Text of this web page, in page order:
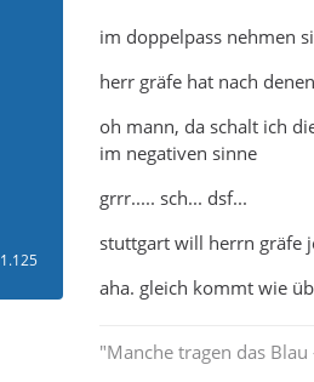
1.125
im doppelpass nehmen
herr gräfe hat nach
oh mann, da schalt ich
im negativen sinne
grrr..... sch... dsf...
stuttgart will herrn gräfe
aha. gleich kommt wie
"Manche tragen das Blau